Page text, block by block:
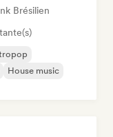
Brésilien
House music